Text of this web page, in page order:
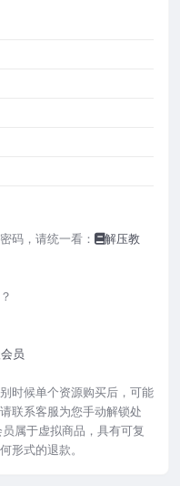
码，请统一看：
解压教
员
时候单个资源购买后，可能
联系客服为您手动解锁处
属于虚拟商品，具有可复
形式的退款。